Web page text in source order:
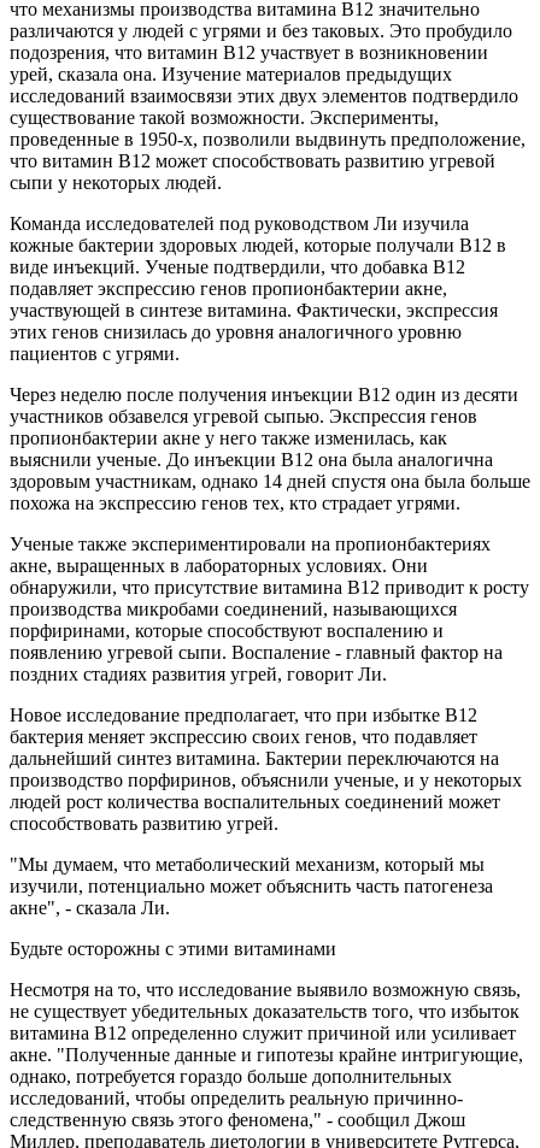
что механизмы производства витамина В12 значительно
различаются у людей с угрями и без таковых. Это пробудило
подозрения, что витамин В12 участвует в возникновении
урей, сказала она. Изучение материалов предыдущих
исследований взаимосвязи этих двух элементов подтвердило
существование такой возможности. Эксперименты,
проведенные в 1950-х, позволили выдвинуть предположение,
что витамин В12 может способствовать развитию угревой
сыпи у некоторых людей.
Команда исследователей под руководством Ли изучила
кожные бактерии здоровых людей, которые получали В12 в
виде инъекций. Ученые подтвердили, что добавка В12
подавляет экспрессию генов пропионбактерии акне,
участвующей в синтезе витамина. Фактически, экспрессия
этих генов снизилась до уровня аналогичного уровню
пациентов с угрями.
Через неделю после получения инъекции В12 один из десяти
участников обзавелся угревой сыпью. Экспрессия генов
пропионбактерии акне у него также изменилась, как
выяснили ученые. До инъекции B12 она была аналогична
здоровым участникам, однако 14 дней спустя она была больше
похожа на экспрессию генов тех, кто страдает угрями.
Ученые также экспериментировали на пропионбактериях
акне, выращенных в лабораторных условиях. Они
обнаружили, что присутствие витамина В12 приводит к росту
производства микробами соединений, называющихся
порфиринами, которые способствуют воспалению и
появлению угревой сыпи. Воспаление - главный фактор на
поздних стадиях развития угрей, говорит Ли.
Новое исследование предполагает, что при избытке В12
бактерия меняет экспрессию своих генов, что подавляет
дальнейший синтез витамина. Бактерии переключаются на
производство порфиринов, объяснили ученые, и у некоторых
людей рост количества воспалительных соединений может
способствовать развитию угрей.
"Мы думаем, что метаболический механизм, который мы
изучили, потенциально может объяснить часть патогенеза
акне", - сказала Ли.
Будьте осторожны с этими витаминами
Несмотря на то, что исследование выявило возможную связь,
не существует убедительных доказательств того, что избыток
витамина В12 определенно служит причиной или усиливает
акне. "Полученные данные и гипотезы крайне интригующие,
однако, потребуется гораздо больше дополнительных
исследований, чтобы определить реальную причинно-
следственную связь этого феномена," - сообщил Джош
Миллер, преподаватель диетологии в университете Рутгерса,